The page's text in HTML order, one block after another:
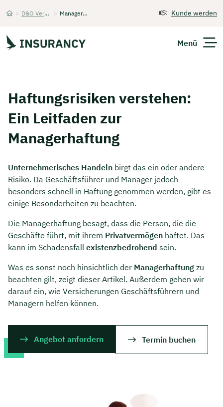
> D&O Versicherung > Managerhaftung Kunde werden
Menü
Unternehmen
Finanzen
Über Uns
Haftungsrisiken verstehen:
Ein Leitfaden zur
Managerhaftung
Unternehmerisches Handeln birgt das ein oder andere
Risiko. Da Geschäftsführer und Manager jedoch
besonders schnell in Haftung genommen werden, gibt es
einige Besonderheiten zu beachten.
Die Managerhaftung besagt, dass die Person, die die
Geschäfte führt, mit ihrem Privatvermögen haftet. Das
kann im Schadensfall existenzbedrohend sein.
Was es sonst noch hinsichtlich der Managerhaftung zu
beachten gilt, zeigt dieser Artikel. Außerdem gehen wir
darauf ein, wie Versicherungen Geschäftsführern und
Managern helfen können.
Angebot anfordern Termin buchen